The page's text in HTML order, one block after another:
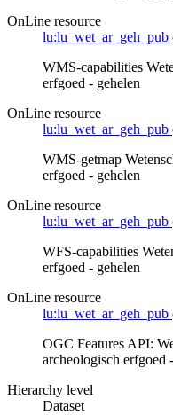
OnLine resource
lu:lu_wet_ar_geh_pub
WMS-capabilities
erfgoed - gehelen
OnLine resource
lu:lu_wet_ar_geh_pub
WMS-getmap
erfgoed - gehelen
OnLine resource
lu:lu_wet_ar_geh_pub
WFS-capabilities
erfgoed - gehelen
OnLine resource
lu:lu_wet_ar_geh_pub
OGC Features API:
archeologisch erfgoed
Hierarchy level
Dataset